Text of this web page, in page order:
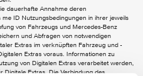
Auto
dauerhafte Annahme deren
ID Nutzungsbedingungen in ihrer jeweils
von Fahrzeugs und Mercedes-Benz
und Abfragen von notwendigen
Extras im verknüpften Fahrzeug und -
Extras voraus. Informationen zu
von Digitalen Extras verarbeitet werden,
Digitale Extras. Die Verbindung des